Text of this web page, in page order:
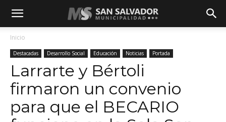
Inicio
Destacadas Desarrollo Social Educación Noticias Portada
Larrarte y Bértoli
firmaron un convenio
para que el BECARIO